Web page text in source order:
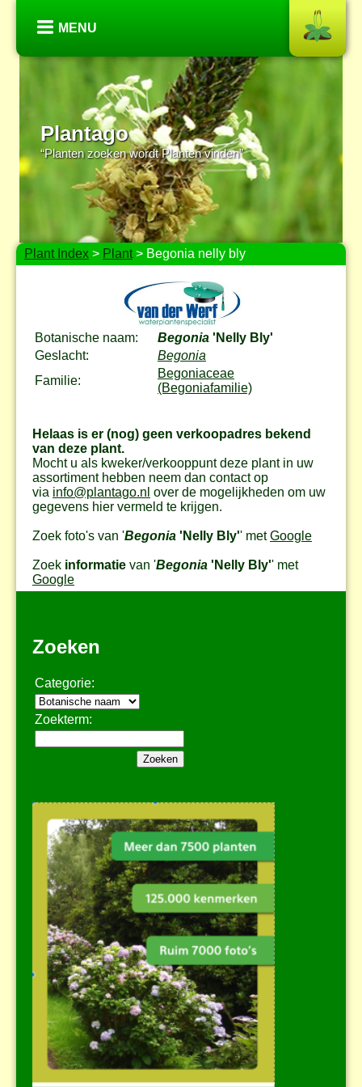
MENU
Plantago
“Planten zoeken wordt Planten vinden”
Plant Index > Plant> Begonia nelly bly
Botanische naam: Begonia 'Nelly Bly'
Geslacht:
Begonia
Familie:
Begoniaceae
(Begoniafamilie)
Helaas is er (nog) geen verkoopadres bekend
van deze plant.
Mocht u als kweker/verkooppunt deze plant in uw
assortiment hebben neem dan contact op
via info@plantago.nl over de mogelijkheden om uw
gegevens hier vermeld te krijgen.
Zoek foto's van 'Begonia 'Nelly Bly'' metGoogle
Zoek informatie van 'Begonia 'Nelly Bly'' met
Google
Zoeken
Categorie:
Zoekterm: